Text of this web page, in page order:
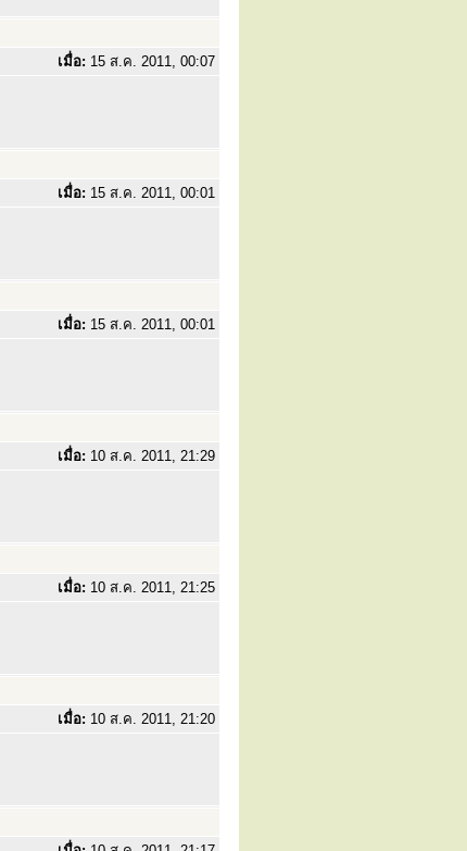
เมื่อ: 15 ส.ค. 2011, 00:07
เมื่อ: 15 ส.ค. 2011, 00:01
เมื่อ: 15 ส.ค. 2011, 00:01
เมื่อ: 10 ส.ค. 2011, 21:29
เมื่อ: 10 ส.ค. 2011, 21:25
เมื่อ: 10 ส.ค. 2011, 21:20